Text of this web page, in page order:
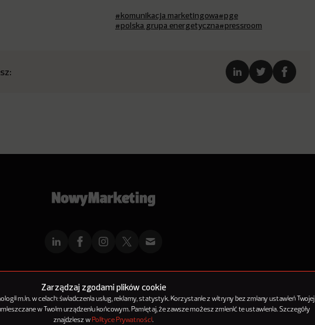
Zarządzaj zgodami plików cookie
m.in. w celach: świadczenia usług, reklamy, statystyk. Korzystanie z witryny bez zmiany ustawień Twojej
w Twoim urządzeniu końcowym. Pamiętaj, że zawsze możesz zmienić te ustawienia. Szczegóły
znajdziesz w Polityce Prywatności.
#komunikacja marketingowa#pge
#polska grupa energetyczna#pressroom
ReklamaKontaktPolityka PrywatnościKanał RSS
NowyMarketing jest marką 143Media Sp. z o.o.